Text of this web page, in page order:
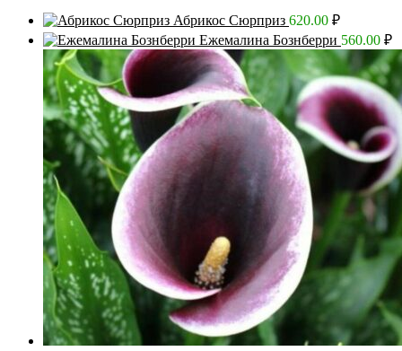
Абрикос Сюрприз 620.00 ₽
Ежемалина Бознберри 560.00 ₽